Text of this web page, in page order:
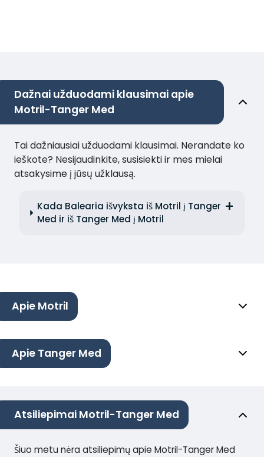
Dažnai užduodami klausimai apie
Motril-Tanger Med
Tai dažniausiai užduodami klausimai. Nerandate ko
ieškote? Nesijaudinkite, susisiekti ir mes mielai
atsakysime į jūsų užklausą.
Kada Balearia išvyksta iš Motril į Tanger
Med ir iš Tanger Med į Motril
Apie Motril
Apie Tanger Med
Atsiliepimai Motril-Tanger Med
Šiuo metu nėra atsiliepimų apie Motril-Tanger Med